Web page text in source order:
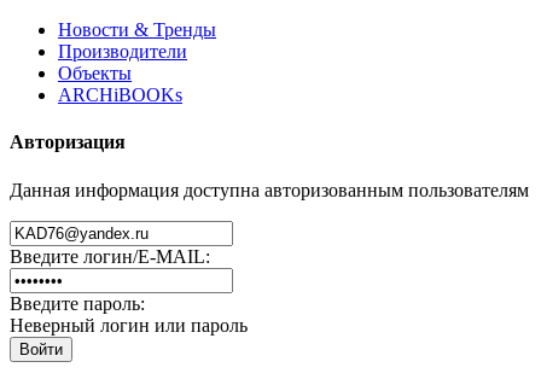
Новости & Тренды
Производители
Объекты
ARCHiBOOKs
Авторизация
Данная информация доступна авторизованным пользователям
Введите логин/E-MAIL:
Введите пароль:
Неверный логин или пароль